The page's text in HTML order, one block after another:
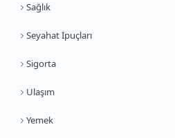
Sağlık
Seyahat İpuçları
Sigorta
Ulaşım
Yemek